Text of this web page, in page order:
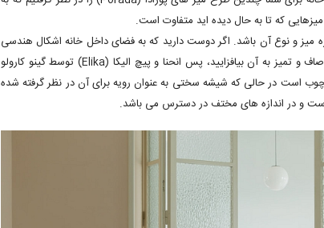
که تا به حال دیده اید متفاوت است.
میز و نوع آن باشد. اگر دوست دارید که به فضای داخل خانه اشکال هندسی
جدید اضافه کنید و از طرفی تضاد بصری تازه ای با خطوط صاف و تمیز به آن بیافزایید، پس انحنا و پیچ الیکا (Elika) توسط گینو کارولو
چوب است در حالی که شیشه سختی به عنوان رویه برای آن در نظر گرفته شده
و در اندازه های مختف در دسترس می باشد.